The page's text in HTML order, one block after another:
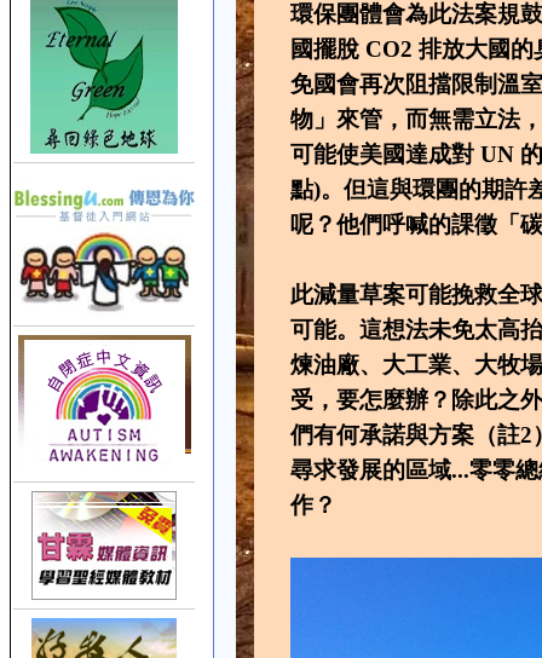
環保團體會為此法案規
國擺脫 CO2 排放大國
免國會再次阻擋限制溫
物」來管，而無需立法
可能使美國達成對 UN
點)。但這與環團的期許
呢？他們呼喊的課徵「
此減量草案可能挽救全
可能。這想法未免太高
煉油廠、大工業、大牧
受，要怎麼辦？除此之
們有何承諾與方案（註
尋求發展的區域...零零
作？